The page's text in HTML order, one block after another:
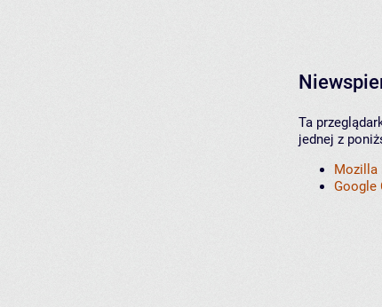
Ta
jednej z
Mozilla
Google